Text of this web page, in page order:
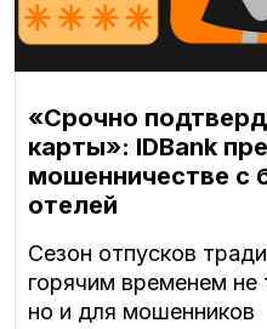
«Срочно
карты»: IDBank
мошенничестве с
отелей
Сезон отпусков
горячим временем не
но и для мошенников